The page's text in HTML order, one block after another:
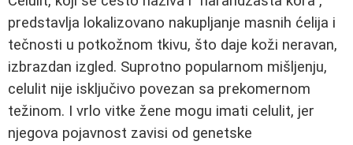
predstavlja lokalizovano nakupljanje masnih ćelija i
tečnosti u potkožnom tkivu, što daje koži neravan,
izbrazdan izgled. Suprotno popularnom mišljenju,
celulit nije isključivo povezan sa prekomernom
težinom. I vrlo vitke žene mogu imati celulit, jer
njegova pojavnost zavisi od genetske